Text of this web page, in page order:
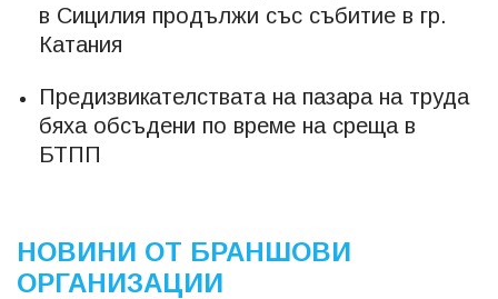
в Сицилия продължи със събитие в гр.
Катания
Предизвикателствата на пазара на труда
бяха обсъдени по време на среща в
БТПП
НОВИНИ ОТ БРАНШОВИ
ОРГАНИЗАЦИИ